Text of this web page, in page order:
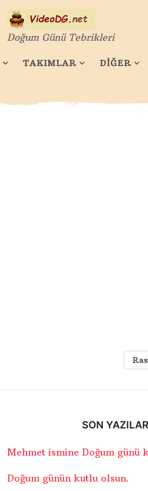
Doğum Günü Tebrikleri
TAKIMLAR DİĞER
SON YAZILAR
Mehmet ismine Doğum günü
Doğum günün kutlu olsun.